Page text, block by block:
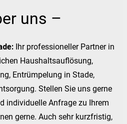
uns –
Ihr professioneller Partner in
Haushaltsauflösung,
Entrümpelung in Stade,
Stellen Sie uns gerne
individuelle Anfrage zu Ihrem
gerne. Auch sehr kurzfristig,